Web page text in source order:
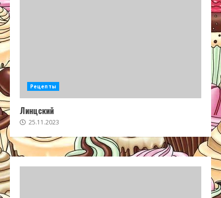
Рецепты
Линцский
25.11.2023